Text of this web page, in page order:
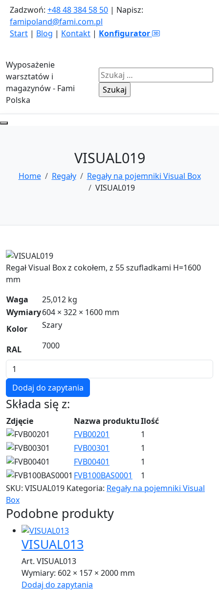
Zadzwoń: +48 48 384 58 50 | Napisz:
famipoland@fami.com.pl
Start | Blog | Kontakt | Konfigurator
Wyposażenie
warsztatów i
magazynów - Fami
Polska
Szukaj:
VISUAL019
Home Regały
Regały na pojemniki Visual Box
VISUAL019
Zoom
Regał Visual Box z cokołem, z 55 szufladkami H=1600
mm
Waga
25,012 kg
Wymiary604 × 322 × 1600 mm
Kolor
Szary
RAL
7000
ilość
VISUAL019
Dodaj do zapytania
Składa się z:
Zdjęcie Nazwa produktuIlość
FVB00201
1
FVB00301
1
FVB00401
1
FVB100BAS0001
1
SKU: VISUAL019 Kategoria: Regały na pojemniki Visual
Box
Podobne produkty
VISUAL013
Art. VISUAL013
Wymiary: 602 × 157 × 2000 mm
Dodaj do zapytania